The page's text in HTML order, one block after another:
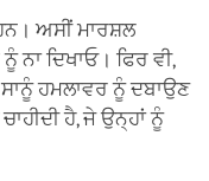
ਅਸੀਂ ਮਾਰਸ਼ਲ
ਦਿਖਾਓ। ਫਿਰ ਵੀ,
ਹਮਲਾਵਰ ਨੂੰ ਦਬਾਉਣ
ਹੈ, ਜੇ ਉਨ੍ਹਾਂ ਨੂੰ